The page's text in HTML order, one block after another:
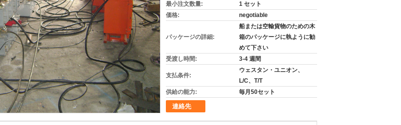
最小注文数量:
1 セット
価格:
negotiable
パッケージの詳細:
船または空輸貨物のための木
箱のパッケージに執ように勧
めて下さい
受渡し時間:
3-4 週間
支払条件:
ウェスタン・ユニオン、
L/C、T/T
供給の能力:
毎月50セット
連絡先